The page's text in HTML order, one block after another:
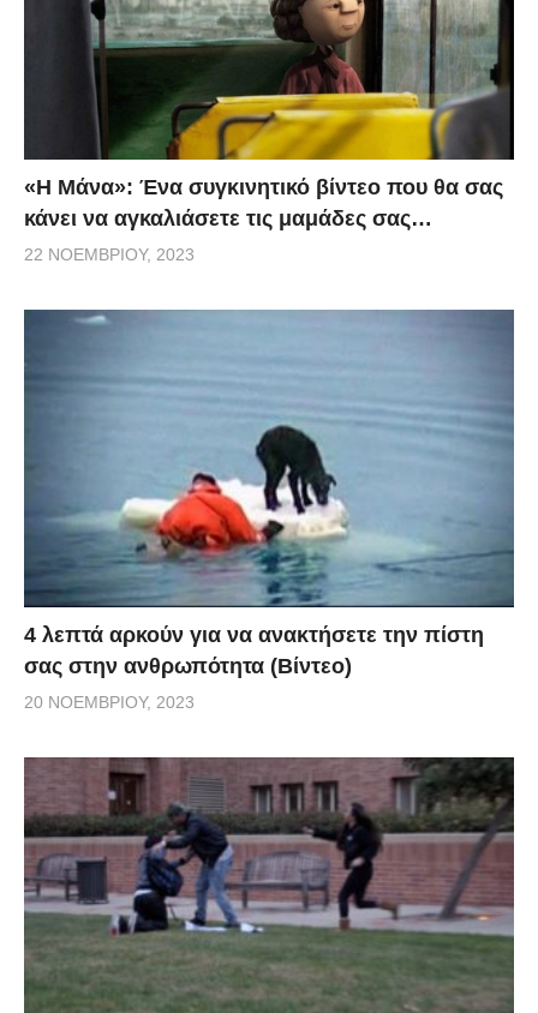
«H Μάνα»: Ένα συγκινητικό βίντεο που θα σας
κάνει να αγκαλιάσετε τις μαμάδες σας…
22 ΝΟΕΜΒΡΊΟΥ, 2023
4 λεπτά αρκούν για να ανακτήσετε την πίστη
σας στην ανθρωπότητα (Βίντεο)
20 ΝΟΕΜΒΡΊΟΥ, 2023